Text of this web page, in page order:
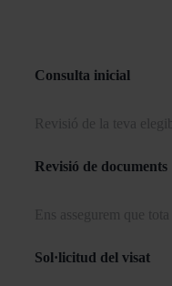
Consulta inicial
Revisió de la teva
Revisió de documents
Ens assegurem que
Sol·licitud del visat